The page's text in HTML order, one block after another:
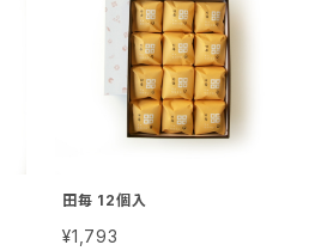
田毎 12個入
¥1,793